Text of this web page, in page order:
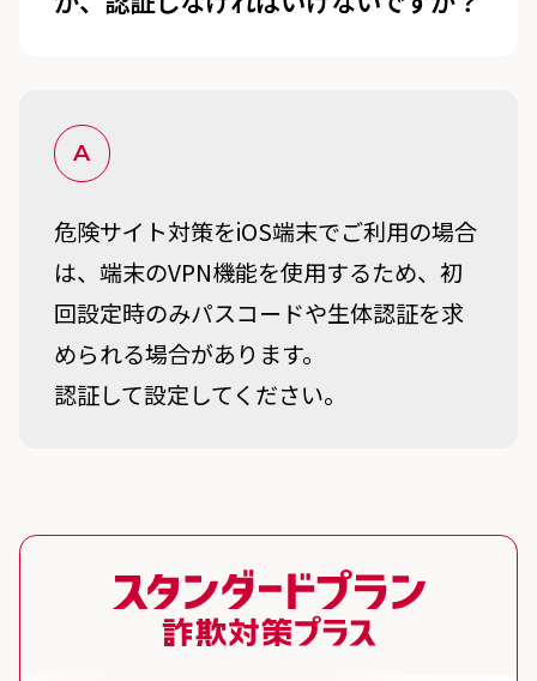
A
危険サイト対策をiOS端末でご利用の場合
は、端末のVPN機能を使用するため、初
回設定時のみパスコードや生体認証を求
められる場合があります。
認証して設定してください。
スタンダードプラン 詐欺